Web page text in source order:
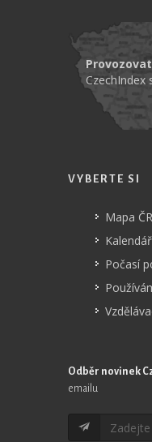
CzechIndex
VYBERTE SI
Mapa ČR
Počasí
Odběr novinek
emailu